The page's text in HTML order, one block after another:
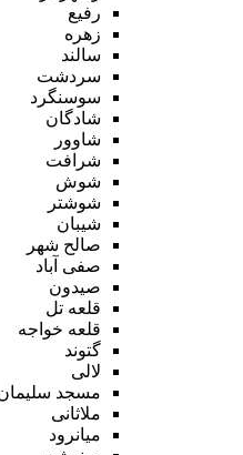
رفیع
زهره
سالند
سردشت
سوسنگرد
شادگان
شاوور
شرافت
شوش
شوشتر
شیبان
صالح شهر
صفی آباد
صیدون
قلعه تل
قلعه خواجه
گتوند
لالی
مسجد سلیمان
ملاثانی
میانرود